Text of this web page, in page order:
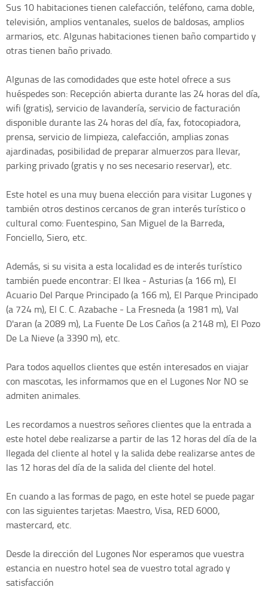
Sus 10 habitaciones tienen calefacción, teléfono, cama doble,
televisión, amplios ventanales, suelos de baldosas, amplios
armarios, etc. Algunas habitaciones tienen baño compartido y
otras tienen baño privado.
Algunas de las comodidades que este hotel ofrece a sus
huéspedes son: Recepción abierta durante las 24 horas del día,
wifi (gratis), servicio de lavandería, servicio de facturación
disponible durante las 24 horas del día, fax, fotocopiadora,
prensa, servicio de limpieza, calefacción, amplias zonas
ajardinadas, posibilidad de preparar almuerzos para llevar,
parking privado (gratis y no ses necesario reservar), etc.
Este hotel es una muy buena elección para visitar Lugones y
también otros destinos cercanos de gran interés turístico o
cultural como: Fuentespino, San Miguel de la Barreda,
Fonciello, Siero, etc.
Además, si su visita a esta localidad es de interés turístico
también puede encontrar: El Ikea - Asturias (a 166 m), El
Acuario Del Parque Principado (a 166 m), El Parque Principado
(a 724 m), El C. C. Azabache - La Fresneda (a 1981 m), Val
D'aran (a 2089 m), La Fuente De Los Caños (a 2148 m), El Pozo
De La Nieve (a 3390 m), etc.
Para todos aquellos clientes que estén interesados en viajar
con mascotas, les informamos que en el Lugones Nor NO se
admiten animales.
Les recordamos a nuestros señores clientes que la entrada a
este hotel debe realizarse a partir de las 12 horas del día de la
llegada del cliente al hotel y la salida debe realizarse antes de
las 12 horas del día de la salida del cliente del hotel.
En cuando a las formas de pago, en este hotel se puede pagar
con las siguientes tarjetas: Maestro, Visa, RED 6000,
mastercard, etc.
Desde la dirección del Lugones Nor esperamos que vuestra
estancia en nuestro hotel sea de vuestro total agrado y
satisfacción